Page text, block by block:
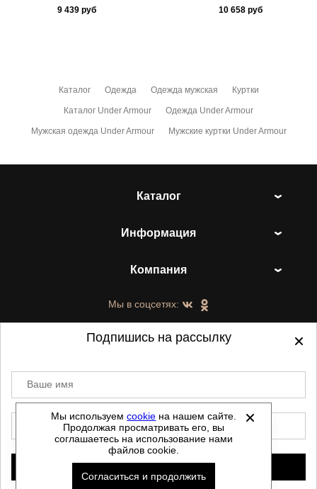
9 439руб
10 658руб
Каталог Одежда Одежда мужская Куртки
Каталог Under Armour Одежда Under Armour
Мужская одежда Under Armour Мужские куртки Under Armour
Каталог
Информация
Компания
Мы в соцсетях:
©2021-2026 - ShoesTown.ru - все права
защищены.
Данный сайт не является интернет магазином и
не является публичной офертой.
Политика обработки персональных данных
Автоматизировано -
Мы используемcookie на нашем сайте.
Продолжая просматривать его, вы
соглашаетесь на использование нами
файлов cookie.
Согласиться и продолжить
Подпишись на рассылку
Ваше имя